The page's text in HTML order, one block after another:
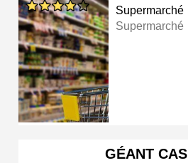
Supermarché
Supermarché
GÉANT